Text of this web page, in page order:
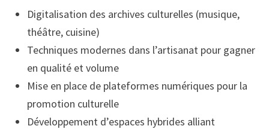
Digitalisation des archives culturelles (musique,
théâtre, cuisine)
Techniques modernes dans l’artisanat pour gagner
en qualité et volume
Mise en place de plateformes numériques pour la
promotion culturelle
Développement d’espaces hybrides alliant